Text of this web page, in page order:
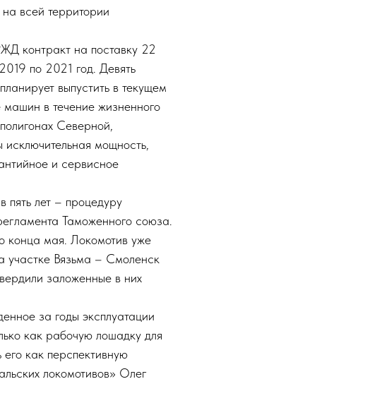
на всей территории
контракт на поставку 22
по 2021 год. Девять
выпустить в текущем
машин в течение жизненного
Северной,
мощность,
и сервисное
лет – процедуру
Таможенного союза.
конца мая. Локомотив уже
участке Вязьма – Смоленск
заложенные в них
за годы эксплуатации
как рабочую лошадку для
как перспективную
локомотивов» Олег